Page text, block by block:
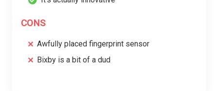
CONS
Awfully placed fingerprint sensor
Bixby is a bit of a dud